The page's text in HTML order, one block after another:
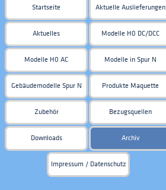
Startseite Aktuelle Auslieferungen
Aktuelles Modelle H0 DC/DCC
Modelle H0 AC Modelle in Spur N
Gebäudemodelle Spur N Produkte Maquette
Zubehör Bezugsquellen
Downloads Archiv
Impressum / Datenschutz